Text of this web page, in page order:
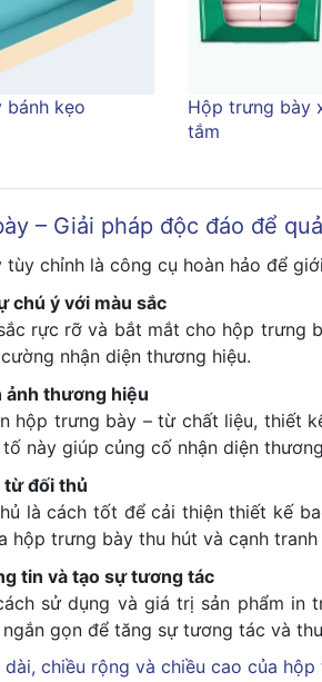
bánh kẹo
Hộp trưng bày
tắm
– Giải pháp độc đáo để
chỉnh là công cụ hoàn hảo để
chú ý với màu sắc
rực rỡ và bắt mắt cho hộp trưng
nhận diện thương hiệu.
ảnh thương hiệu
hộp trưng bày – từ chất liệu, thiết
này giúp củng cố nhận diện
từ đối thủ
là cách tốt để cải thiện thiết kế
hộp trưng bày thu hút và cạnh tranh
tin và tạo sự tương tác
sử dụng và giá trị sản phẩm in
gọn để tăng sự tương tác và
dài, chiều rộng và chiều cao của